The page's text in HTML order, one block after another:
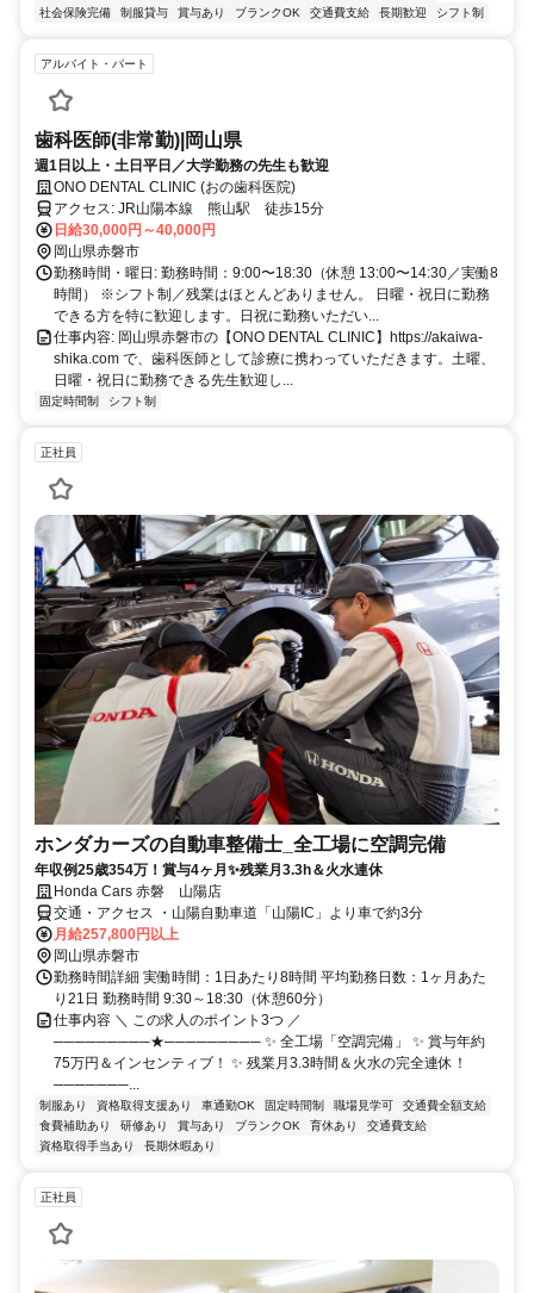
社会保険完備
制服貸与 賞与あり ブランクOK 交通費支給 長期歓迎 シフト制
アルバイト・パート
歯科医師(非常勤)|岡山県
週1日以上・土日平日／大学勤務の先生も歓迎
ONO DENTAL CLINIC (おの歯科医院)
アクセス: JR山陽本線 熊山駅 徒歩15分
日給30,000円～40,000円
岡山県赤磐市
勤務時間・曜日: 勤務時間：9:00〜18:30（休憩 13:00〜14:30／実働8
時間） ※シフト制／残業はほとんどありません。 日曜・祝日に勤務
できる方を特に歓迎します。日祝に勤務いただい...
仕事内容: 岡山県赤磐市の【ONO DENTAL CLINIC】https://akaiwa-
shika.com で、歯科医師として診療に携わっていただきます。土曜、
日曜・祝日に勤務できる先生歓迎し...
固定時間制 シフト制
正社員
ホンダカーズの自動車整備士_全工場に空調完備
年収例25歳354万！賞与4ヶ月✨残業月3.3h＆火水連休
Honda Cars 赤磐 山陽店
交通・アクセス ・山陽自動車道「山陽IC」より車で約3分
月給257,800円以上
岡山県赤磐市
勤務時間詳細 実働時間：1日あたり8時間 平均勤務日数：1ヶ月あた
り21日 勤務時間 9:30～18:30（休憩60分）
仕事内容 ＼ この求人のポイント3つ ／
─────────★───────── ✨ 全工場「空調完備」 ✨ 賞与年約
75万円＆インセンティブ！ ✨ 残業月3.3時間＆火水の完全連休！
───────...
制服あり 資格取得支援あり 車通勤OK 固定時間制 職場見学可
交通費全額支給
食費補助あり
研修あり 賞与あり ブランクOK 育休あり
交通費支給
資格取得手当あり
長期休暇あり
正社員